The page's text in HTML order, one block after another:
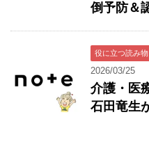
倒予防＆
役に立つ読み物
2026/03/25
介護・医
石田竜生